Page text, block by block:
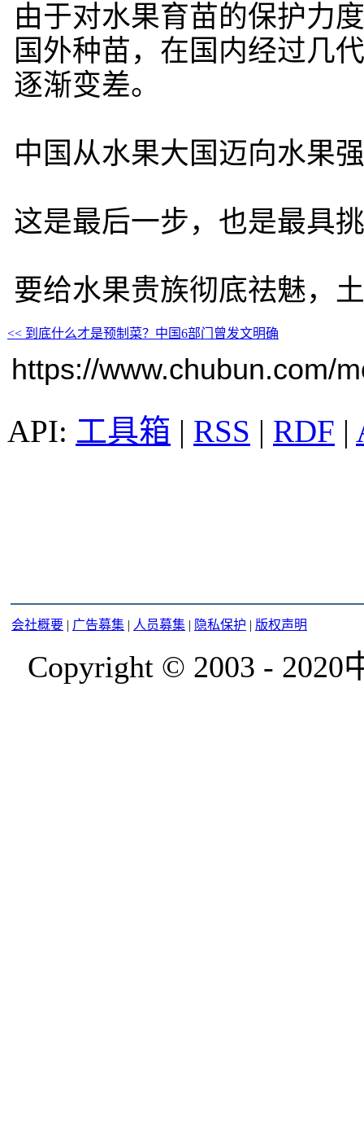
由于对水果育苗的保护力
国外种苗，在国内经过几
逐渐变差。
中国从水果大国迈向水果
这是最后一步，也是最具
要给水果贵族彻底祛魅，
<< 到底什么才是预制菜？中国6部门曾发文明确
https://www.chubun.com/
工具箱 | RSS | RDF |
会社概要 | 广告募集 | 人员募集 | 隐私保护 | 版权声明
Copyright © 2003 -